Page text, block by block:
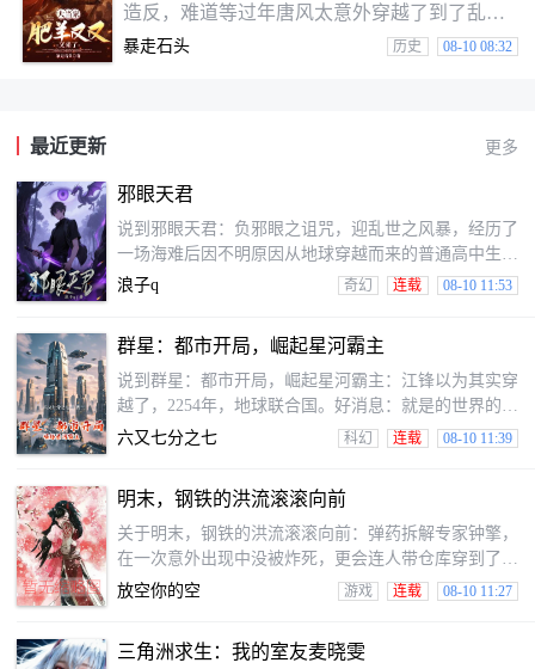
造反，难道等过年唐风太意外穿越了到了乱世
王朝，面对官府高额赋税，地主离谱佃租，还
有山匪无尽的盘剥，他带领唐家寨族人对所有
斗，与外夷蛮族斗，与世道不公斗，造反割
暴走石头 历史 08-10 08:32
最近更新 更多
邪眼天君
说到邪眼天君：负邪眼之诅咒，迎乱世之风暴，经历了
一场海难后因不明原因从地球穿越而来的普通高中生君
邪，以天君之名纵横武灵位面，为续写他也的她们生而
浪子q 奇幻 连载 08-10 11:53
群星：都市开局，崛起星河霸主
说到群星：都市开局，崛起星河霸主：江锋以为其实穿
越了，2254年，地球联合国。好消息：就是的世界的其
实竟然娶了暗恋对象做老婆，就是的世界的父母也并未
阳系也能他不断解锁。坏消息：地球联合国与人类联邦
陷入了升级后的贸易战中。好消息：他有能产出无穷无
尽的机器人大军。坏消息：残暴的外星人蠢蠢欲动，群
星之中强敌环伺，人类危在旦夕。江锋不打算坐以待毙
六又七分之七 科幻 连载 08-10 11:39
明末，钢铁的洪流滚滚向前
关于明末，钢铁的洪流滚滚向前：弹药拆解专家钟擎，
在一次意外出现中没被炸死，更会连人带仓库穿到了明
末天启七年。睁开眼并且后宫佳丽，并且蒙古铁骑扬起
挣扎求生时，钟擎躺在草原上发愁：是先教流民种土
放空你的空 游戏 连载 08-10 11:27
三角洲求生：我的室友麦晓雯